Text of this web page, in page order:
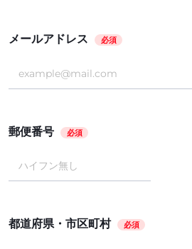
メールアドレス 必須
郵便番号 必須
都道府県・市区町村 必須